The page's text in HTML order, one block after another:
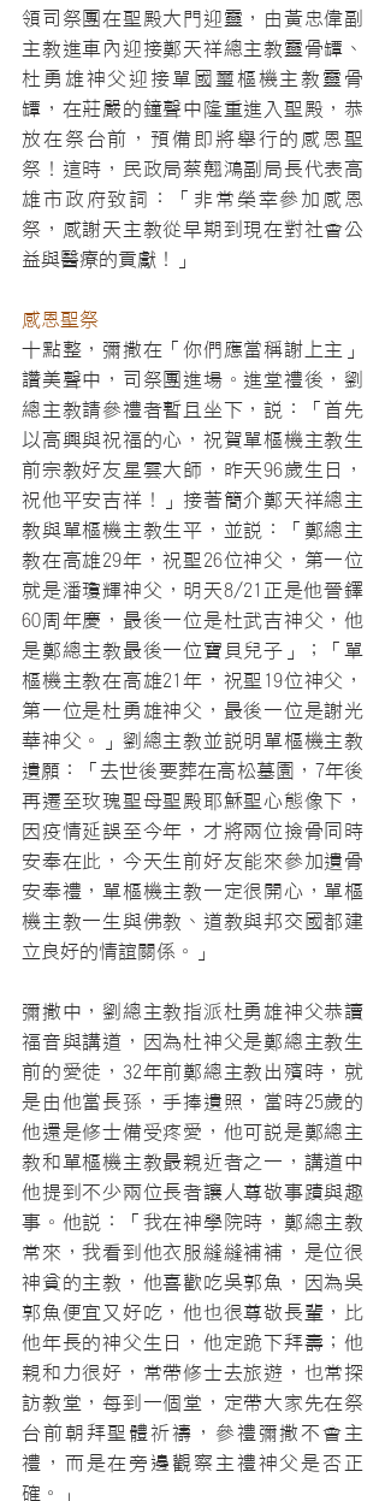
領司祭團在聖殿大門迎靈，由黃忠偉副
主教進車內迎接鄭天祥總主教靈骨罈、
杜勇雄神父迎接單國璽樞機主教靈骨
罈，在莊嚴的鐘聲中隆重進入聖殿，恭
放在祭台前，預備即將舉行的感恩聖
祭！這時，民政局蔡翹鴻副局長代表高
雄市政府致詞：「非常榮幸參加感恩
祭，感謝天主教從早期到現在對社會公
益與醫療的貢獻！」
感恩聖祭
十點整，彌撒在「你們應當稱謝上主」
讚美聲中，司祭團進場。進堂禮後，劉
總主教請參禮者暫且坐下，說：「首先
以高興與祝福的心，祝賀單樞機主教生
前宗教好友星雲大師，昨天96歲生日，
祝他平安吉祥！」接著簡介鄭天祥總主
教與單樞機主教生平，並說：「鄭總主
教在高雄29年，祝聖26位神父，第一位
就是潘瓊輝神父，明天8/21正是他晉鐸
60周年慶，最後一位是杜武吉神父，他
是鄭總主教最後一位寶貝兒子」；「單
樞機主教在高雄21年，祝聖19位神父，
第一位是杜勇雄神父，最後一位是謝光
華神父。」劉總主教並說明單樞機主教
遺願：「去世後要葬在高松墓園，7年後
再遷至玫瑰聖母聖殿耶穌聖心態像下，
因疫情延誤至今年，才將兩位撿骨同時
安奉在此，今天生前好友能來參加遺骨
安奉禮，單樞機主教一定很開心，單樞
機主教一生與佛教、道教與邦交國都建
立良好的情誼關係。」
彌撒中，劉總主教指派杜勇雄神父恭讀
福音與講道，因為杜神父是鄭總主教生
前的愛徒，32年前鄭總主教出殯時，就
是由他當長孫，手捧遺照，當時25歲的
他還是修士備受疼愛，他可說是鄭總主
教和單樞機主教最親近者之一，講道中
他提到不少兩位長者讓人尊敬事蹟與趣
事。他說：「我在神學院時，鄭總主教
常來，我看到他衣服縫縫補補，是位很
神貧的主教，他喜歡吃吳郭魚，因為吳
郭魚便宜又好吃，他也很尊敬長輩，比
他年長的神父生日，他定跪下拜壽；他
親和力很好，常帶修士去旅遊，也常探
訪教堂，每到一個堂，定帶大家先在祭
台前朝拜聖體祈禱，參禮彌撒不會主
禮，而是在旁邊觀察主禮神父是否正
確。」